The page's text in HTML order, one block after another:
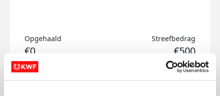
Opgehaald
€0
Streefbedrag
€500
Doneer